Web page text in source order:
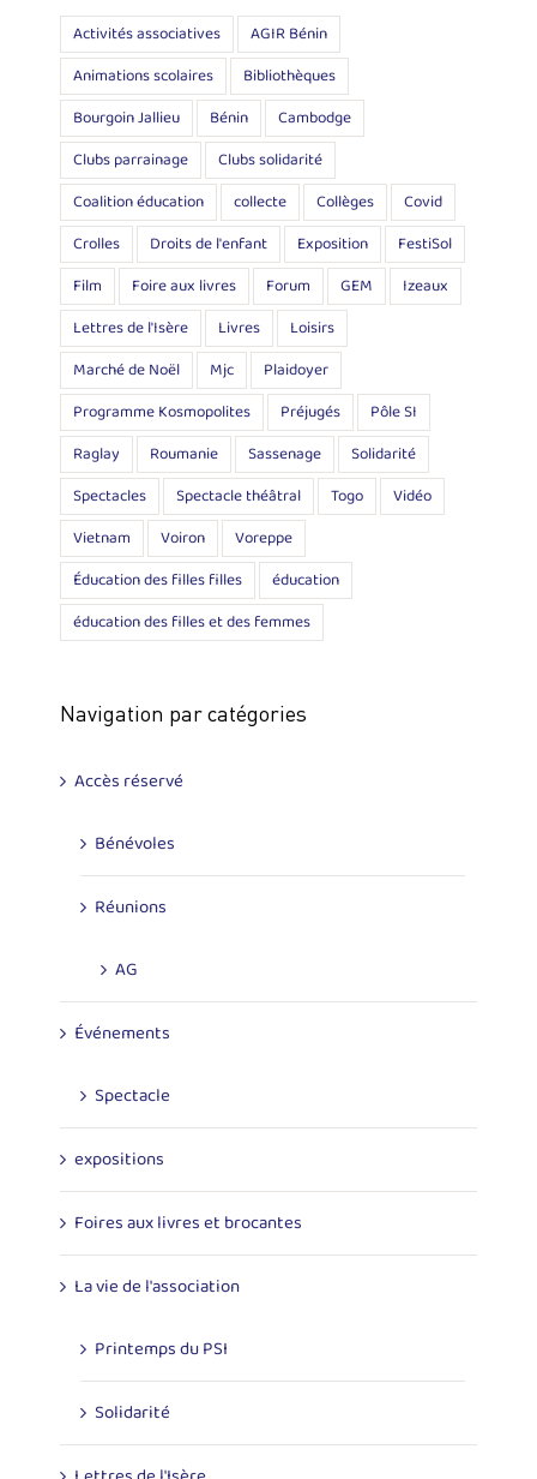
Activités associatives
AGIR Bénin
Animations scolaires
Bibliothèques
Bourgoin Jallieu
Bénin
Cambodge
Clubs parrainage
Clubs solidarité
Coalition éducation
collecte Collèges
Covid
Crolles
Droits de l'enfant Exposition
FestiSol
Film
Foire aux livres Forum GEM
Izeaux
Lettres de l'Isère
Livres
Loisirs
Marché de Noël
Mjc
Plaidoyer
Programme Kosmopolites
Préjugés
Pôle SI
Raglay
Roumanie Sassenage
Solidarité
Spectacles
Spectacle théâtral Togo
Vidéo
Vietnam
Voiron
Voreppe
Éducation des filles filles
éducation
éducation des filles et des femmes
Navigation par catégories
Accès réservé
Bénévoles
Réunions
AG
Événements
Spectacle
expositions
Foires aux livres et brocantes
La vie de l'association
Printemps du PSI
Solidarité